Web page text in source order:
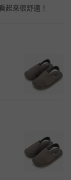
起來很舒適！